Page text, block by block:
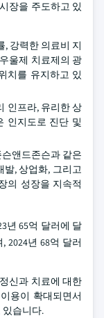
장을 주도하고 있
, 강력한 의료비 지
울제 치료제의 광
치를 유지하고 있
인프라, 유리한 상
인지도로 진단 및
앤드존슨과 같은
, 상업화, 그리고
의 성장을 지속적
년 65억 달러에 달
2024년 68억 달러
신과 치료에 대한
용이 확대되면서
있습니다.